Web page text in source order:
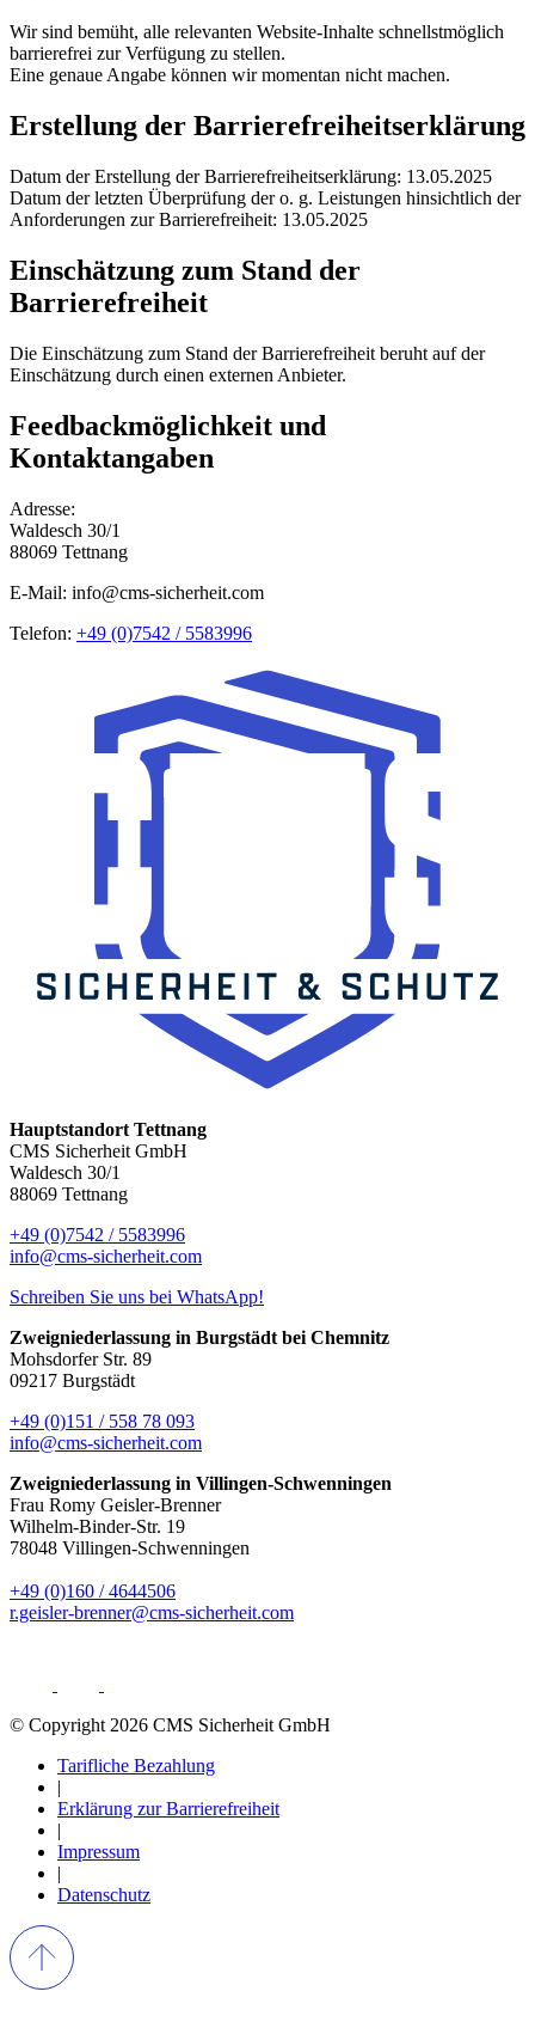
Wir sind bemüht, alle relevanten Website-Inhalte schnellstmöglich
barrierefrei zur Verfügung zu stellen.
Eine genaue Angabe können wir momentan nicht machen.
Erstellung der Barrierefreiheitserklärung
Datum der Erstellung der Barrierefreiheitserklärung: 13.05.2025
Datum der letzten Überprüfung der o. g. Leistungen hinsichtlich der
Anforderungen zur Barrierefreiheit: 13.05.2025
Einschätzung zum Stand der
Barrierefreiheit
Die Einschätzung zum Stand der Barrierefreiheit beruht auf der
Einschätzung durch einen externen Anbieter.
Feedbackmöglichkeit und
Kontaktangaben
Adresse:
Waldesch 30/1
88069 Tettnang
E-Mail: info@cms-sicherheit.com
Telefon: +49 (0)7542 / 5583996
Hauptstandort Tettnang
CMS Sicherheit GmbH
Waldesch 30/1
88069 Tettnang
+49 (0)7542 / 5583996
info@cms-sicherheit.com
Schreiben Sie uns bei WhatsApp!
Zweigniederlassung in Burgstädt bei Chemnitz
Mohsdorfer Str. 89
09217 Burgstädt
+49 (0)151 / 558 78 093
info@cms-sicherheit.com
Zweigniederlassung in Villingen-Schwenningen
Frau Romy Geisler-Brenner
Wilhelm-Binder-Str. 19
78048 Villingen-Schwenningen
+49 (0)160 / 4644506
r.geisler-brenner@cms-sicherheit.com
© Copyright 2026 CMS Sicherheit GmbH
Tarifliche Bezahlung
|
Erklärung zur Barrierefreiheit
|
Impressum
|
Datenschutz